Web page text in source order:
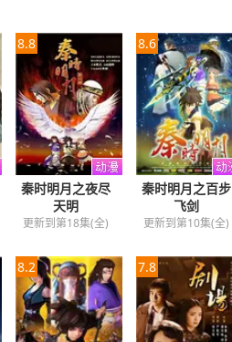
8.8
秦时明月之夜尽
天明
更新到第18集(全)
8.6
秦时明月之百步
飞剑
更新到第10集(全)
8.2 7.8